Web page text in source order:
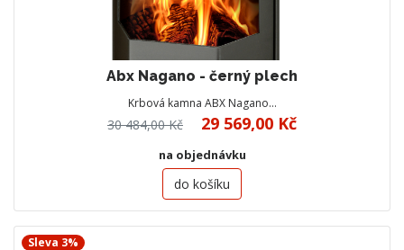
Abx Nagano - černý plech
Krbová kamna ABX Nagano…
30 484,00 Kč 29 569,00 Kč
na objednávku
do košíku
Sleva 3%